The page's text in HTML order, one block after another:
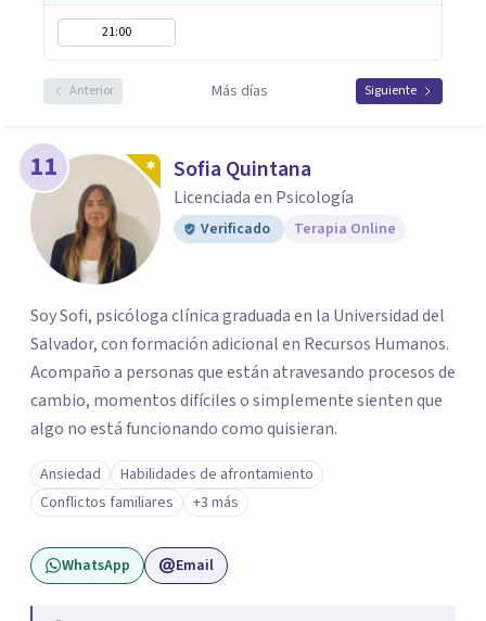
21:00
Anterior Más días Siguiente
11 Sofia Quintana
Licenciada en Psicología
Verificado Terapia Online
Soy Sofi, psicóloga clínica graduada en la Universidad del
Salvador, con formación adicional en Recursos Humanos.
Acompaño a personas que están atravesando procesos de
cambio, momentos difíciles o simplemente sienten que
algo no está funcionando como quisieran.
Ansiedad
Habilidades de afrontamiento
Conflictos familiares
+3 más
WhatsApp Email